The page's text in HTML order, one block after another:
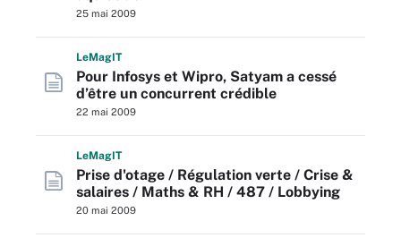
25 mai 2009
LeMagIT
Pour Infosys et Wipro, Satyam a cessé
d’être un concurrent crédible
22 mai 2009
LeMagIT
Prise d'otage / Régulation verte / Crise &
salaires / Maths & RH / 487 / Lobbying
20 mai 2009